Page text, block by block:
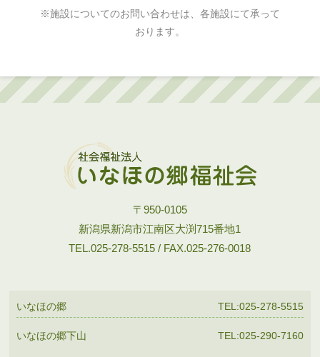
※施設についてのお問い合わせは、各施設にて承って
おります。
〒950-0105
新潟県新潟市江南区大渕715番地1
TEL.025-278-5515 / FAX.025-276-0018
いなほの郷 TEL:025-278-5515
いなほの郷下山 TEL:025-290-7160